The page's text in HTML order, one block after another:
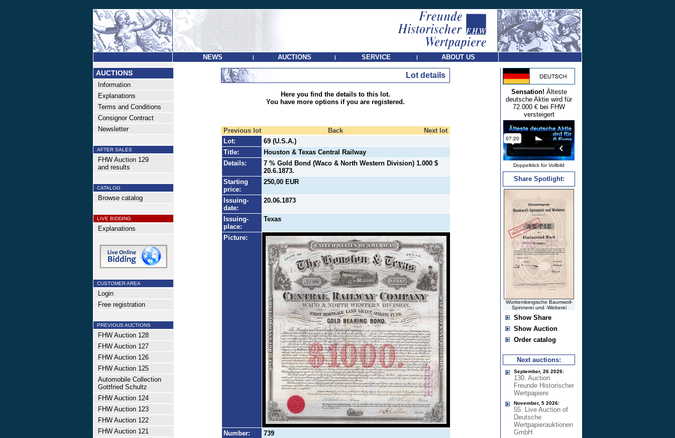
NEWS | AUCTIONS | SERVICE | ABOUT US
AUCTIONS
Information
Explanations
Terms and Conditions
Consignor Contract
Newsletter
AFTER SALES
FHW Auction 129
and results
CATALOG
Browse catalog
LIVE BIDDING
Explanations
CUSTOMER AREA
Login
Free registration
PREVIOUS AUCTIONS
FHW Auction 128
FHW Auction 127
FHW Auction 126
FHW Auction 125
Automobile Collection
Gottfried Schultz
FHW Auction 124
FHW Auction 123
FHW Auction 122
FHW Auction 121
Lot details
Here you find the details to this lot.
You have more options if you are registered.
Previous lot Back
Next lot
Lot:
69 (U.S.A.)
Title:
Houston & Texas Central Railway
Details:
7 % Gold Bond (Waco & North Western Division) 1.000 $
20.6.1873.
Starting
price:
250,00 EUR
Issuing-
date:
20.06.1873
Issuing-
place:
Texas
Picture:
Number:
739
Sensation! Älteste
deutsche Aktie wird für
72.000 € bei FHW
versteigert
Doppelklick für Vollbild
Share Spotlight:
Württembergische Baumwoll-
Spinnerei und -Weberei
Show Share
Show Auction
Order catalog
Next auctions:
September, 26 2026:
130. Auction
Freunde Historischer
Wertpapiere
November, 5 2026:
55. Live Auction of
Deutsche
Wertpapierauktionen
GmbH